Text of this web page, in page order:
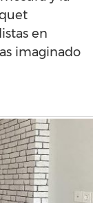
en
imaginado